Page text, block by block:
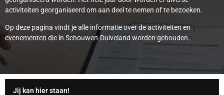
activiteiten georganiseerd om aan deel te nemen of te bezoeken.
Op deze pagina vindt je alle informatie over de activiteiten en
evenementen die in Schouwen-Duiveland worden gehouden.
Jij kan hier staan!